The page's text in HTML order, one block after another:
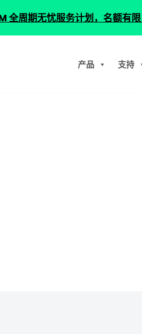
产品 支持
周期无忧服务计划，名额有